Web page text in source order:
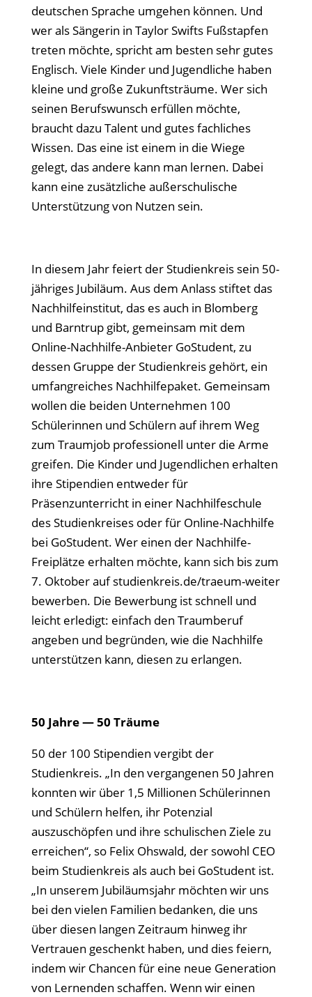
deutschen Sprache umgehen können. Und
wer als Sängerin in Taylor Swifts Fußstapfen
treten möchte, spricht am besten sehr gutes
Englisch. Viele Kinder und Jugendliche haben
kleine und große Zukunftsträume. Wer sich
seinen Berufswunsch erfüllen möchte,
braucht dazu Talent und gutes fachliches
Wissen. Das eine ist einem in die Wiege
gelegt, das andere kann man lernen. Dabei
kann eine zusätzliche außerschulische
Unterstützung von Nutzen sein.
In diesem Jahr feiert der Studienkreis sein 50-
jähriges Jubiläum. Aus dem Anlass stiftet das
Nachhilfeinstitut, das es auch in Blomberg
und Barntrup gibt, gemeinsam mit dem
Online-Nachhilfe-Anbieter GoStudent, zu
dessen Gruppe der Studienkreis gehört, ein
umfangreiches Nachhilfepaket. Gemeinsam
wollen die beiden Unternehmen 100
Schülerinnen und Schülern auf ihrem Weg
zum Traumjob professionell unter die Arme
greifen. Die Kinder und Jugendlichen erhalten
ihre Stipendien entweder für
Präsenzunterricht in einer Nachhilfeschule
des Studienkreises oder für Online-Nachhilfe
bei GoStudent. Wer einen der Nachhilfe-
Freiplätze erhalten möchte, kann sich bis zum
7. Oktober auf studienkreis.de/traeum-weiter
bewerben. Die Bewerbung ist schnell und
leicht erledigt: einfach den Traumberuf
angeben und begründen, wie die Nachhilfe
unterstützen kann, diesen zu erlangen.
50 Jahre — 50 Träume
50 der 100 Stipendien vergibt der
Studienkreis. „In den vergangenen 50 Jahren
konnten wir über 1,5 Millionen Schülerinnen
und Schülern helfen, ihr Potenzial
auszuschöpfen und ihre schulischen Ziele zu
erreichen“, so Felix Ohswald, der sowohl CEO
beim Studienkreis als auch bei GoStudent ist.
„In unserem Jubiläumsjahr möchten wir uns
bei den vielen Familien bedanken, die uns
über diesen langen Zeitraum hinweg ihr
Vertrauen geschenkt haben, und dies feiern,
indem wir Chancen für eine neue Generation
von Lernenden schaffen. Wenn wir einen